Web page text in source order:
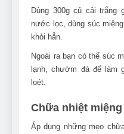
Dùng 300g củ cải
nước lọc, dùng súc
khỏi hẳn.
Ngoài ra bạn có thể súc
lạnh, chườm đá để làm
loét.
Chữa nhiệt
Áp dụng những mẹo